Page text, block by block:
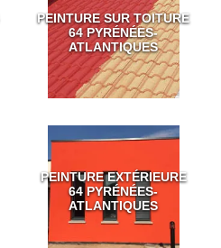
PEINTURE SUR TOITURE
64 PYRÉNÉES-
ATLANTIQUES
PEINTURE EXTÉRIEURE
64 PYRÉNÉES-
ATLANTIQUES